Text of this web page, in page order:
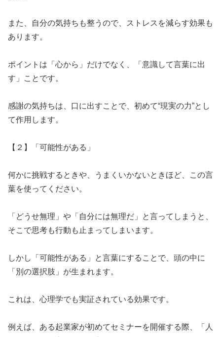
​また、自分の気持ちも整うので、ストレスを減らす効果も
あります。
​ポイントは「心から」だけでなく、「意識して言葉に出
す」ことです。
​感謝の気持ちは、口に出すことで、初めて“現実の力”とし
て作用します。
​【２】「可能性がある」
​何かに挑戦するときや、うまくいかないときほど、この言
葉を使ってください。
​「どうせ無理」や「自分には無理だ」と言ってしまうと、
そこで思考も行動も止まってしまいます。
​しかし「可能性がある」と言葉にすることで、頭の中に
「別の選択肢」が生まれます。
​これは、心理学でも実証されている効果です。
​例えば、ある起業家が初めてセミナーを開催する際、「人